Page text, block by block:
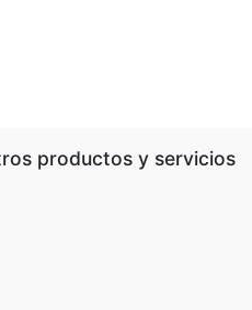
productos y servicios